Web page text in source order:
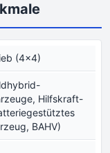
(4x4)
Hilfskraft-
BAHV)